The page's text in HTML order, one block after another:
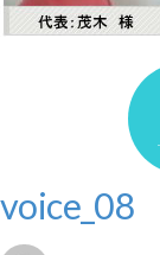
voice_08